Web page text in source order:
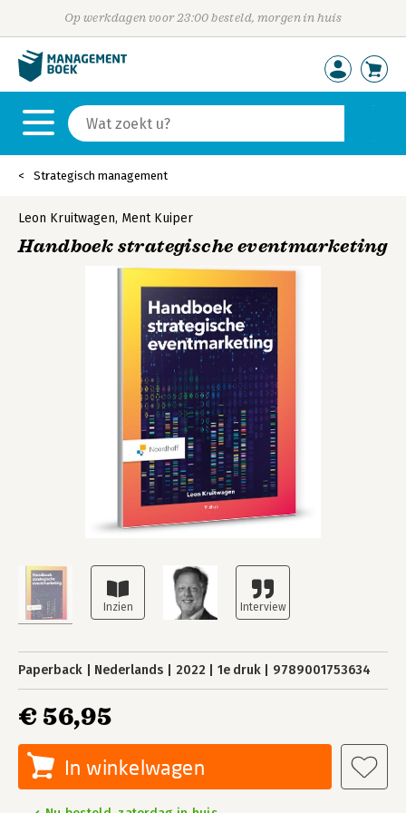
Op werkdagen voor 23:00 besteld, morgen in huis
Strategisch management
Leon Kruitwagen, Ment Kuiper
Handboek strategische eventmarketing
Paperback Nederlands 2022 1e druk 9789001753634
€ 56,95
In winkelwagen